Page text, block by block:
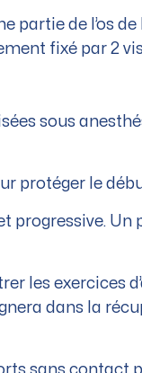
partie de l’os
fixé par 2
sous
protéger le
progressive.
les exercices
dans la
sans contact